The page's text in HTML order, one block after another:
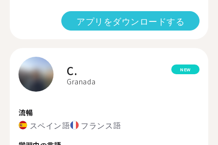
アプリをダウンロードする
C.
Granada
NEW
流暢
スペイン語 フランス語